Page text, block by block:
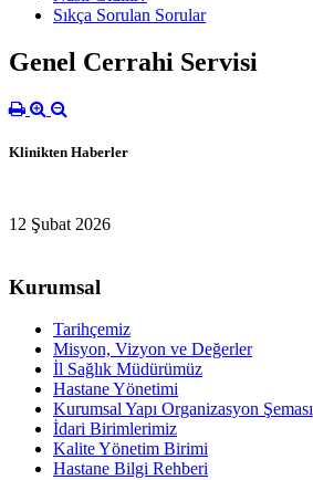
Sıkça Sorulan Sorular
Genel Cerrahi Servisi
Klinikten Haberler
12 Şubat 2026
Kurumsal
Tarihçemiz
Misyon, Vizyon ve Değerler
İl Sağlık Müdürümüz
Hastane Yönetimi
Kurumsal Yapı Organizasyon Şeması
İdari Birimlerimiz
Kalite Yönetim Birimi
Hastane Bilgi Rehberi